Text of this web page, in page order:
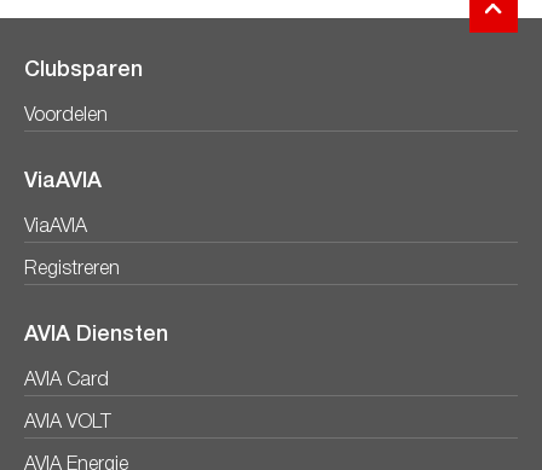
Clubsparen
Voordelen
ViaAVIA
ViaAVIA
Registreren
AVIA Diensten
AVIA Card
AVIA VOLT
AVIA Energie